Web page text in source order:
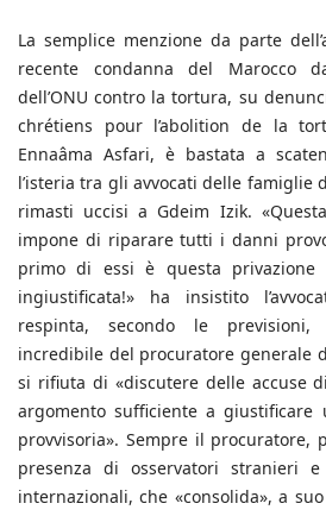
La semplice menzione da parte
recente condanna del Marocco
dell’ONU contro la tortura, su
chrétiens pour l’abolition de la
Ennaâma Asfari, è bastata a
l’isteria tra gli avvocati delle famiglie
rimasti uccisi a Gdeim Izik.
impone di riparare tutti i danni
primo di essi è questa
ingiustificata!» ha insistito
respinta, secondo le
incredibile del procuratore generale
si rifiuta di «discutere delle accuse
argomento sufficiente a
provvisoria». Sempre il procuratore,
presenza di osservatori stranieri
internazionali, che «consolida», a